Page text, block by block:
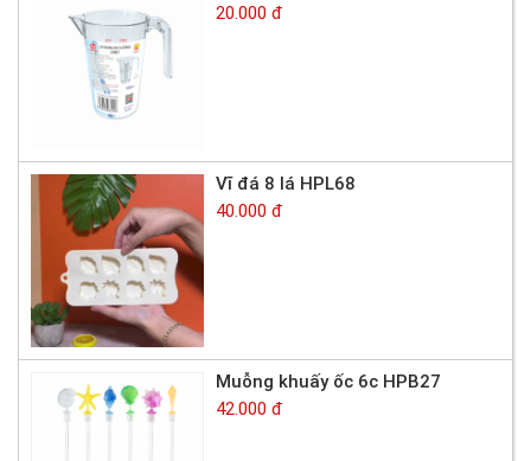
20.000 đ
Vĩ đá 8 lá HPL68
40.000 đ
Muỗng khuấy ốc 6c HPB27
42.000 đ